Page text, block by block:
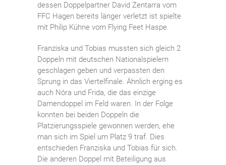
dessen Doppelpartner David Zentarra vom
FFC Hagen bereits länger verletzt ist spielte
mit Philip Kühne vom Flying Feet Haspe.
Franziska und Tobias mussten sich gleich 2
Doppeln mit deutschen Nationalspielern
geschlagen geben und verpassten den
Sprung in das Viertelfinale. Ähnlich erging es
auch Nóra und Frida, die das einzige
Damendoppel im Feld waren. In der Folge
konnten bei beiden Doppeln die
Platzierungsspiele gewonnen werden, ehe
man sich im Spiel um Platz 9 traf. Dies
entschieden Franziska und Tobias für sich.
Die anderen Doppel mit Beteiligung aus